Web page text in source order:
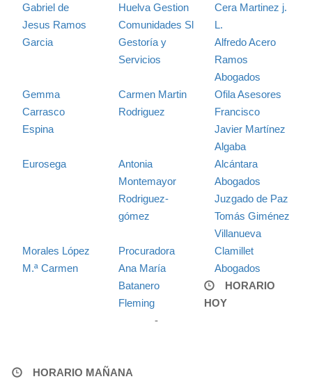
Gabriel de
Jesus Ramos
Garcia
Huelva Gestion
Comunidades Sl
Cera Martinez j.
L.
Gestoría y
Servicios
Alfredo Acero
Ramos
Abogados
Gemma
Carrasco
Espina
Carmen Martin
Rodriguez
Ofila Asesores
Francisco
Javier Martínez
Algaba
Eurosega
Antonia
Montemayor
Rodriguez-
gómez
Alcántara
Abogados
Juzgado de Paz
Tomás Giménez
Villanueva
Morales López
M.ª Carmen
Procuradora
Ana María
Batanero
Fleming
Clamillet
Abogados
HORARIO
HOY
-
HORARIO MAÑANA